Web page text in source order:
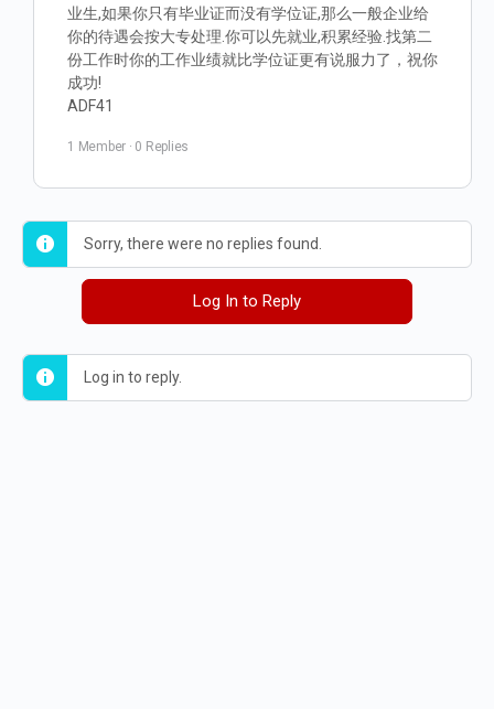
业生,如果你只有毕业证而没有学位证,那么一般企业给
你的待遇会按大专处理.你可以先就业,积累经验.找第二
份工作时你的工作业绩就比学位证更有说服力了，祝你
成功!
ADF41
1 Member · 0 Replies
Sorry, there were no replies found.
Log In to Reply
Log in to reply.